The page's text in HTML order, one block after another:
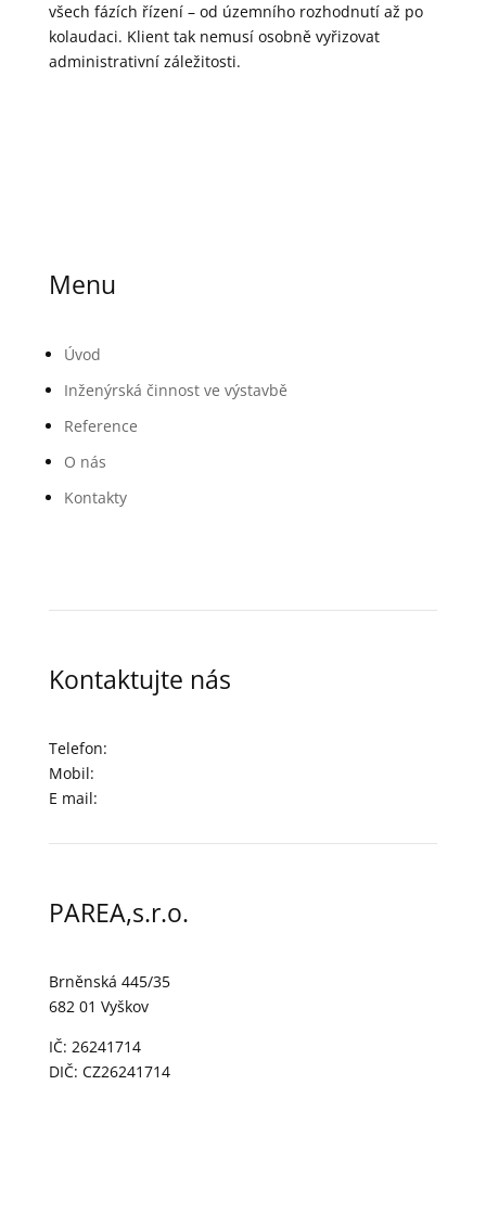
všech fázích řízení – od územního rozhodnutí až po
kolaudaci. Klient tak nemusí osobně vyřizovat
administrativní záležitosti.
Menu
Úvod
Inženýrská činnost ve výstavbě
Reference
O nás
Kontakty
Kontaktujte nás
Telefon:
Mobil:
E mail:
PAREA,s.r.o.
Brněnská 445/35
682 01 Vyškov
IČ: 26241714
DIČ: CZ26241714